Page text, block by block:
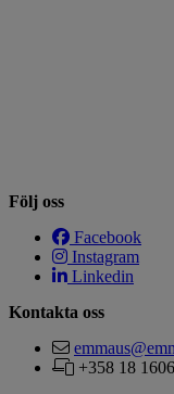
Följ oss
Facebook
Instagram
Linkedin
Kontakta oss
+358 18